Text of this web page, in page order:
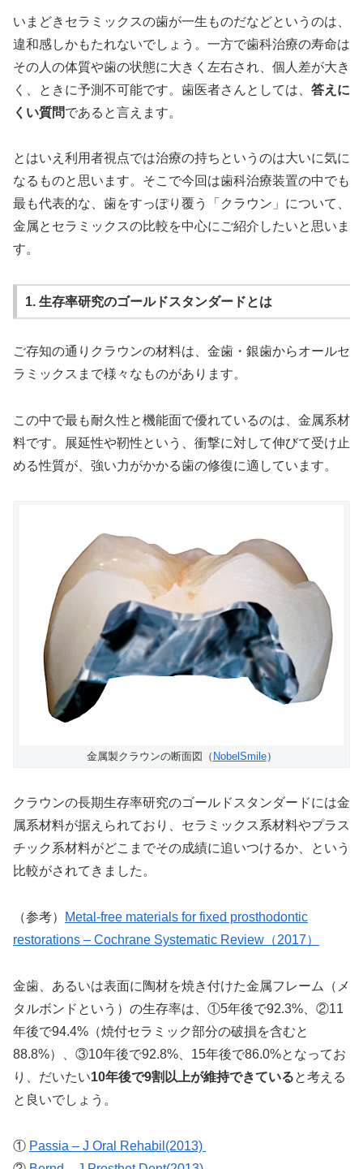
いまどきセラミックスの歯が一生ものだなどというのは、
違和感しかもたれないでしょう。一方で歯科治療の寿命は
その人の体質や歯の状態に大きく左右され、個人差が大き
く、ときに予測不可能です。歯医者さんとしては、 答えに
くい質問であると言えます。
とはいえ利用者視点では治療の持ちというのは大いに気に
なるものと思います。そこで今回は歯科治療装置の中でも
最も代表的な、歯をすっぽり覆う「クラウン」について、
金属とセラミックスの比較を中心にご紹介したいと思いま
す。
1. 生存率研究のゴールドスタンダードとは
ご存知の通りクラウンの材料は、金歯・銀歯からオールセ
ラミックスまで様々なものがあります。
この中で最も耐久性と機能面で優れているのは、金属系材
料です。展延性や靭性という、衝撃に対して伸びて受け止
める性質が、強い力がかかる歯の修復に適しています。
金属製クラウンの断面図（ NobelSmile）
クラウンの長期生存率研究のゴールドスタンダードには金
属系材料が据えられており、セラミックス系材料やプラス
チック系材料がどこまでその成績に追いつけるか、という
比較がされてきました。
（参考）
Metal‐free materials for fixed prosthodontic
restorations – Cochrane Systematic Review（2017）
金歯、あるいは表面に陶材を焼き付けた金属フレーム（メ
タルボンドという）の生存率は、①5年後で92.3%、②11
年後で94.4%（焼付セラミック部分の破損を含むと
88.8%）、③10年後で92.8%、15年後で86.0%となってお
り、だいたい10年後で9割以上が維持できていると考える
と良いでしょう。
① Passia – J Oral Rehabil(2013)